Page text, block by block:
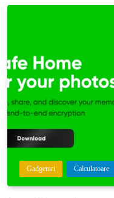
Gadgeturi Calculatoare